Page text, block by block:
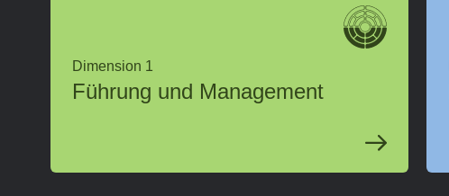
Dimension 1
Führung und Management